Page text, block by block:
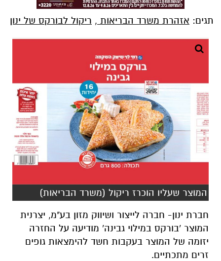
תגים: אזהרת משרד הבריאות , ריקול לבורקס של ינון
המוצר שעליו הוכרז ריקול (משרד הבריאות)
חברת ינון- חברה לייצור ושיווק מזון בע"מ, יצרנית
המוצר 'בורקס במילוי גבינה' מודיעה על החזרה
יזומה של המוצר בעקבות חשד להימצאות גופים
זרים מתכתיים.